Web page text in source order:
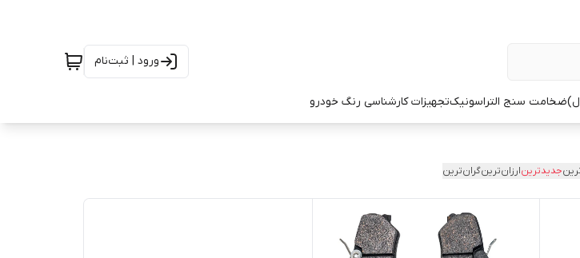
ورود | ثبت‌نام
ضخامت سنج التراسونیکتجهیزات کارشناسی رنگ خودرو
جدیدترینارزان‌ترینگران‌ترین